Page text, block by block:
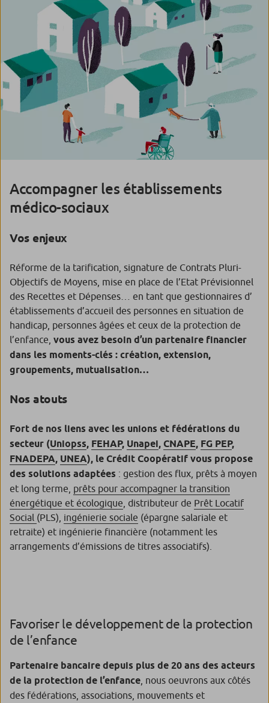
Accompagner les établissements
médico-sociaux
Vos enjeux
Réforme de la tarification, signature de Contrats Pluri-
Objectifs de Moyens, mise en place de l’Etat Prévisionnel
des Recettes et Dépenses… en tant que gestionnaires d’
établissements d’accueil des personnes en situation de
handicap, personnes âgées et ceux de la protection de
l’enfance, vous avez besoin d’un partenaire financier
dans les moments-clés : création, extension,
groupements, mutualisation…
Nos atouts
Fort de nos liens avec les unions et fédérations du
secteur (Uniopss, FEHAP, Unapei, CNAPE, FG PEP,
FNADEPA, UNEA), le Crédit Coopératif vous propose
des solutions adaptées : gestion des flux, prêts à moyen
et long terme, prêts pour accompagner la transition
énergétique et écologique , distributeur de Prêt Locatif
Social (PLS), ingénierie sociale (épargne salariale et
retraite) et ingénierie financière (notamment les
arrangements d’émissions de titres associatifs).
Favoriser le développement de la protection
de l’enfance
Partenaire bancaire depuis plus de 20 ans des acteurs
de la protection de l’enfance , nous oeuvrons aux côtés
des fédérations, associations, mouvements et